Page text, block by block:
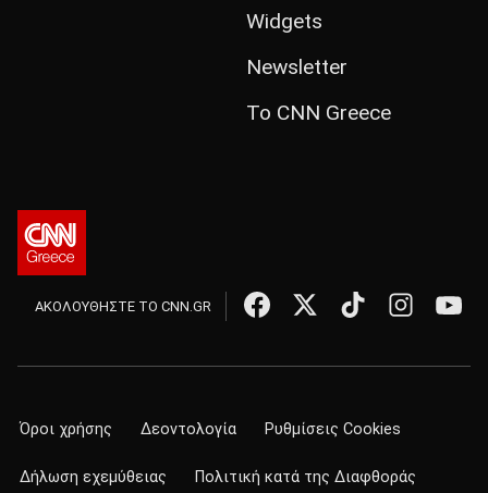
Widgets
Newsletter
Το CNN Greece
ΑΚΟΛΟΥΘΗΣΤΕ ΤΟ CNN.GR
Όροι χρήσης Δεοντολογία Ρυθμίσεις Cookies
Δήλωση εχεμύθειας Πολιτική κατά της Διαφθοράς